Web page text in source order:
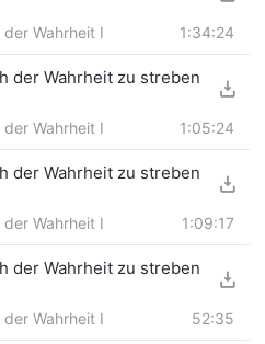
Wahrheit I 1:34:24
der Wahrheit zu streben
Wahrheit I 1:05:24
der Wahrheit zu streben
Wahrheit I 1:09:17
der Wahrheit zu streben
Wahrheit I 52:35